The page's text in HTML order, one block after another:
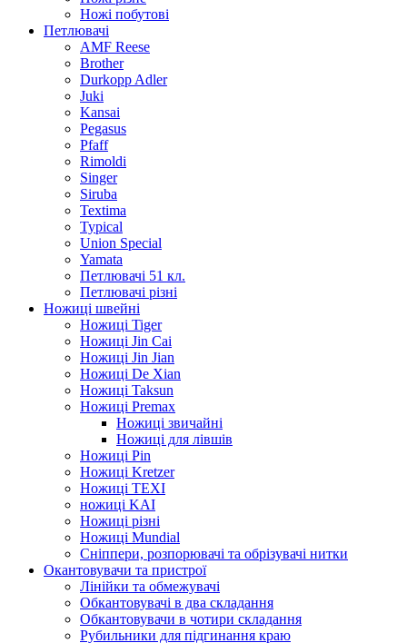
Ножі побутові
Петлювачі
AMF Reese
Brother
Durkopp Adler
Juki
Kansai
Pegasus
Pfaff
Rimoldi
Singer
Siruba
Textima
Typical
Union Special
Yamata
Петлювачі 51 кл.
Петлювачі різні
Ножиці швейні
Ножиці Tiger
Ножиці Jin Cai
Ножиці Jin Jian
Ножиці De Xian
Ножиці Taksun
Ножиці Premax
Ножиці звичайні
Ножиці для лівшів
Ножиці Pin
Ножиці Kretzer
Ножиці TEXI
ножиці KAI
Ножиці різні
Ножиці Mundial
Сніппери, розпорювачі та обрізувачі нитки
Окантовувачи та пристрої
Лінійки та обмежувачі
Обкантовувачі в два складання
Обкантовувачи в чотири складання
Рубильники для підгинання краю